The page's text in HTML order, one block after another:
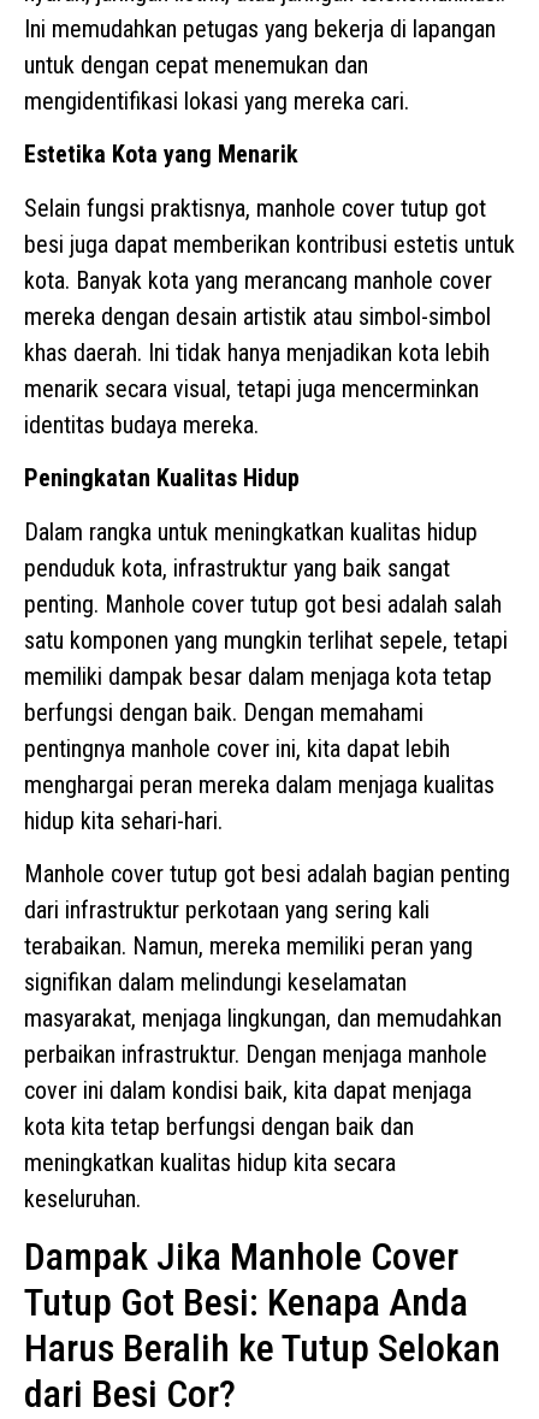
Ini memudahkan petugas yang bekerja di lapangan
untuk dengan cepat menemukan dan
mengidentifikasi lokasi yang mereka cari.
Estetika Kota yang Menarik
Selain fungsi praktisnya, manhole cover tutup got
besi juga dapat memberikan kontribusi estetis untuk
kota. Banyak kota yang merancang manhole cover
mereka dengan desain artistik atau simbol-simbol
khas daerah. Ini tidak hanya menjadikan kota lebih
menarik secara visual, tetapi juga mencerminkan
identitas budaya mereka.
Peningkatan Kualitas Hidup
Dalam rangka untuk meningkatkan kualitas hidup
penduduk kota, infrastruktur yang baik sangat
penting. Manhole cover tutup got besi adalah salah
satu komponen yang mungkin terlihat sepele, tetapi
memiliki dampak besar dalam menjaga kota tetap
berfungsi dengan baik. Dengan memahami
pentingnya manhole cover ini, kita dapat lebih
menghargai peran mereka dalam menjaga kualitas
hidup kita sehari-hari.
Manhole cover tutup got besi adalah bagian penting
dari infrastruktur perkotaan yang sering kali
terabaikan. Namun, mereka memiliki peran yang
signifikan dalam melindungi keselamatan
masyarakat, menjaga lingkungan, dan memudahkan
perbaikan infrastruktur. Dengan menjaga manhole
cover ini dalam kondisi baik, kita dapat menjaga
kota kita tetap berfungsi dengan baik dan
meningkatkan kualitas hidup kita secara
keseluruhan.
Dampak Jika Manhole Cover
Tutup Got Besi: Kenapa Anda
Harus Beralih ke Tutup Selokan
dari Besi Cor?